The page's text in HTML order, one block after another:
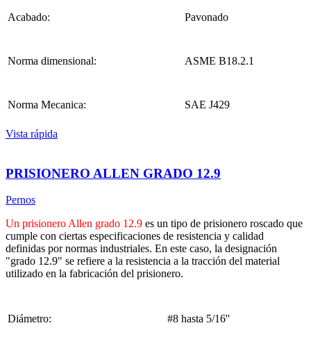
Acabado: Pavonado
Norma dimensional: ASME B18.2.1
Norma Mecanica: SAE J429
Vista rápida
PRISIONERO ALLEN GRADO 12.9
Pernos
Un prisionero Allen grado 12.9 es un tipo de prisionero roscado que
cumple con ciertas especificaciones de resistencia y calidad
definidas por normas industriales. En este caso, la designación
"grado 12.9" se refiere a la resistencia a la tracción del material
utilizado en la fabricación del prisionero.
Diámetro: #8 hasta 5/16''